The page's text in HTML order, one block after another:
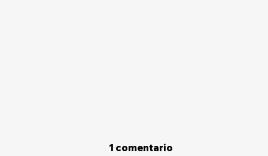
1 comentario